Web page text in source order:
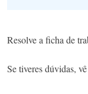
Resolve a ficha de
Se tiveres dúvidas,